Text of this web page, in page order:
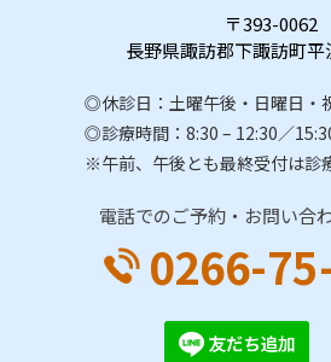
〒393-0062
長野県諏訪郡下諏訪町平
◎休診日：土曜午後・日曜日・
◎診療時間：8:30 – 12:30／
※午前、午後とも最終受付は診
電話でのご予約・お問い合
0266-